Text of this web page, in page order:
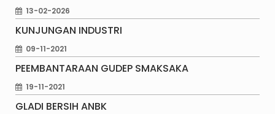
13-02-2026
KUNJUNGAN INDUSTRI
09-11-2021
PEEMBANTARAAN GUDEP SMAKSAKA
19-11-2021
GLADI BERSIH ANBK